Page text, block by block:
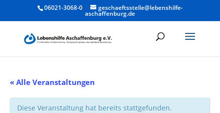
06021-3068-0 geschaeftsstelle@lebenshilfe-
aschaffenburg.de
« Alle Veranstaltungen
Diese Veranstaltung hat bereits stattgefunden.